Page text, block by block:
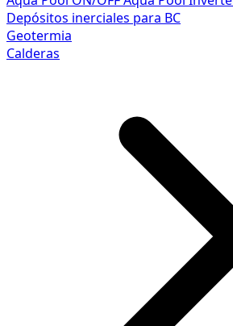
Depósitos inerciales para BC
Geotermia
Calderas